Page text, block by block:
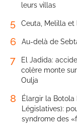
leurs villas
5 Ceuta, Melilla et
6 Au-delà de
7
El Jadida:
colère monte
Oulja
8
Élargir la Botola
Législatives):
syndrome des